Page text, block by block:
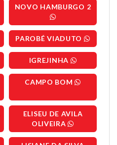
NOVO HAMBURGO 2
PAROBÉ VIADUTO
IGREJINHA
CAMPO BOM
ELISEU DE AVILA
OLIVEIRA